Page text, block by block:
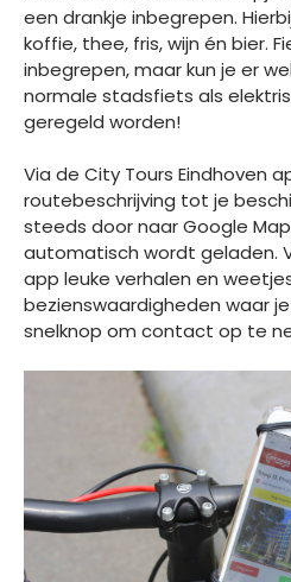
een drankje inbegrepen.
koffie, thee, fris, wijn én bier.
inbegrepen, maar kun je er
normale stadsfiets als
geregeld worden!
Via de City Tours Eindhoven
routebeschrijving tot je
steeds door naar Google
automatisch wordt geladen.
app leuke verhalen en
bezienswaardigheden waar
snelknop om contact op te